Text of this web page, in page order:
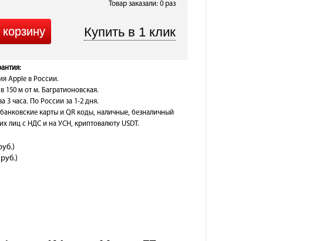
Товар заказали: 0 раз
Apple в России.
150 м от м. Багратионовская.
3 часа. По России за 1-2 дня.
карты и QR коды, наличные, безналичный
лиц с НДС и на УСН, криптовалюту USDT.
)
)